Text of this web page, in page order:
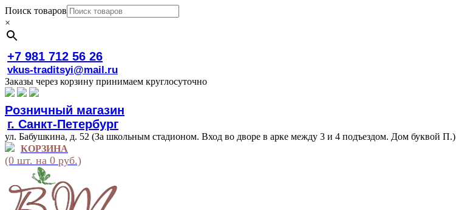
Поиск товаров
×
+7 981 712 56 26
vkus-traditsyi@mail.ru
Заказы через корзину принимаем круглосуточно
Розничный магазин
г. Санкт-Петербург
ул. Бабушкина, д. 52 (За школьным стадионом. Вход во дворе в арке между 3 и 4 подъездом. Дом буквой П.)
КОРЗИНА
(0 шт. на 0 руб.)